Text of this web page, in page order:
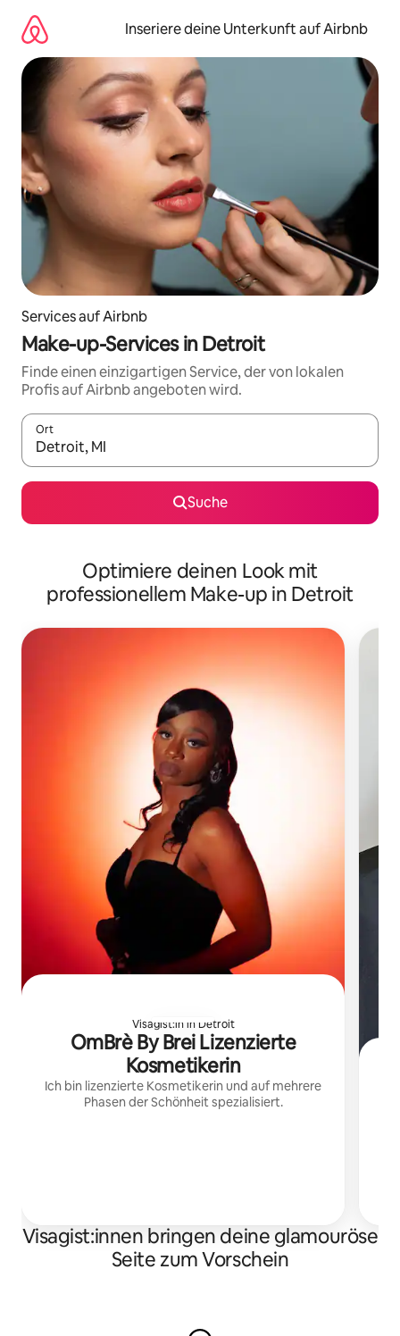
Inhalten
springen
Inseriere deine Unterkunft auf Airbnb
Services auf Airbnb
Make-up-Services in Detroit
Finde einen einzigartigen Service, der von lokalen
Profis auf Airbnb angeboten wird.
Ort
Wenn Ergebnisse verfügbar sind, navigiere mit den
Suche
Optimiere deinen Look mit
professionellem Make-up in Detroit
Visagist:in in Detroit
OmBrè By Brei Lizenzierte
Kosmetikerin
Ich bin lizenzierte Kosmetikerin und auf mehrere
Phasen der Schönheit spezialisiert.
Visagist:innen bringen deine glamouröse
Seite zum Vorschein